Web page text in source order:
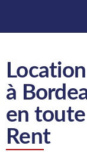
à
en
Rent